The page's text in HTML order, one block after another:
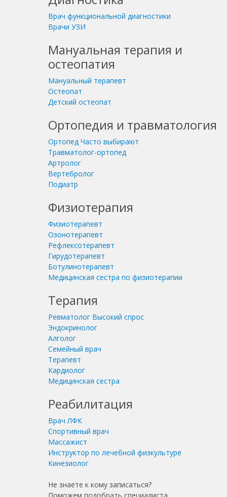
Врач функциональной диагностики
Врачи УЗИ
Мануальная терапия и
остеопатия
Мануальный терапевт
Остеопат
Детский остеопат
Ортопедия и травматология
Ортопед Часто выбирают
Травматолог-ортопед
Артролог
Вертебролог
Подиатр
Физиотерапия
Физиотерапевт
Озонотерапевт
Рефлексотерапевт
Гирудотерапевт
Ботулинотерапевт
Медицинская сестра по физиотерапии
Терапия
Ревматолог Высокий спрос
Эндокринолог
Алголог
Семейный врач
Терапевт
Кардиолог
Медицинская сестра
Реабилитация
Врач ЛФК
Спортивный врач
Массажист
Инструктор по лечебной физкультуре
Кинезиолог
Не знаете к кому записаться?